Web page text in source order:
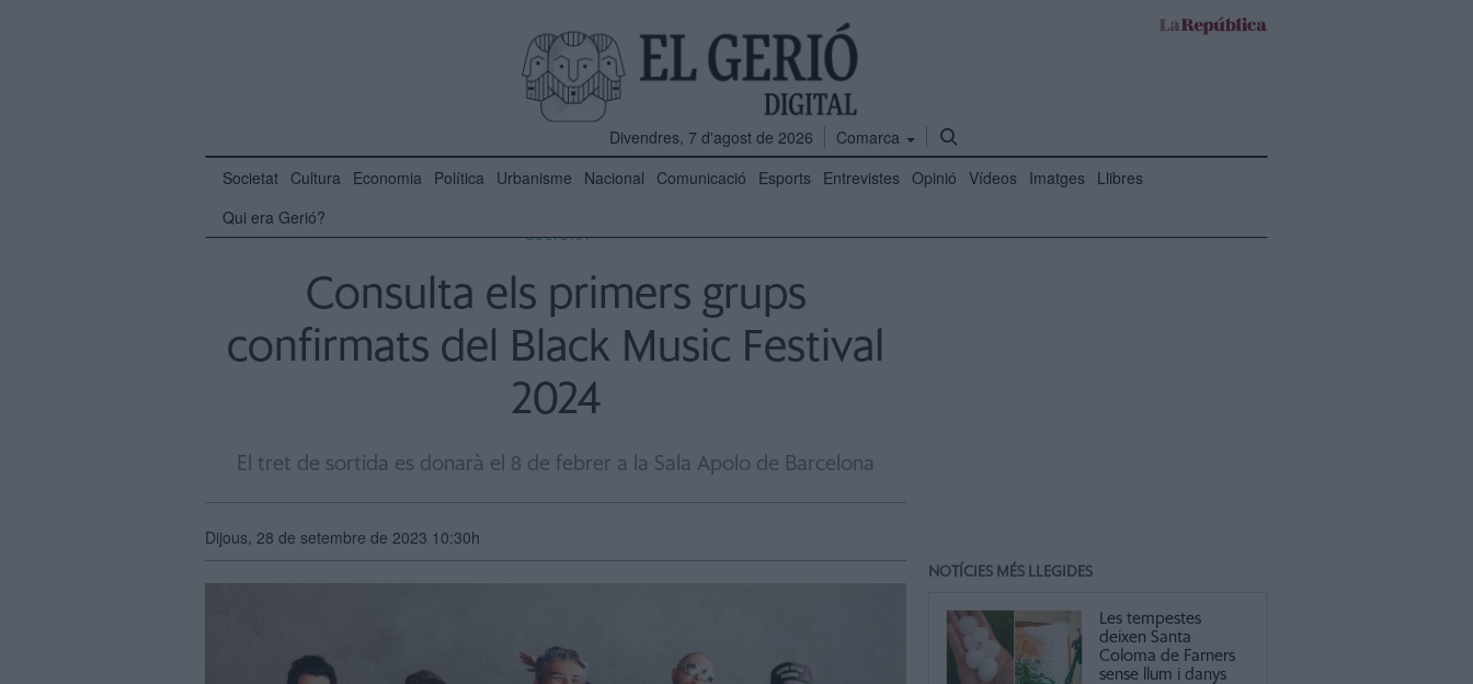
Divendres, 7 d'agost de 2026
Comarca
Societat Cultura Economia Política Urbanisme Nacional Comunicació Esports Entrevistes Opinió Vídeos Imatges Llibres
Qui era Gerió?
CULTURA
Consulta els primers grups
confirmats del Black Music Festival
2024
El tret de sortida es donarà el 8 de febrer a la Sala Apolo de Barcelona
Dijous, 28 de setembre de 2023 10:30h
NOTÍCIES MÉS LLEGIDES
Les tempestes
deixen Santa
Coloma de Farners
sense llum i danys